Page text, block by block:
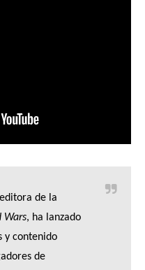
de la
Wars, ha lanzado
y contenido
de